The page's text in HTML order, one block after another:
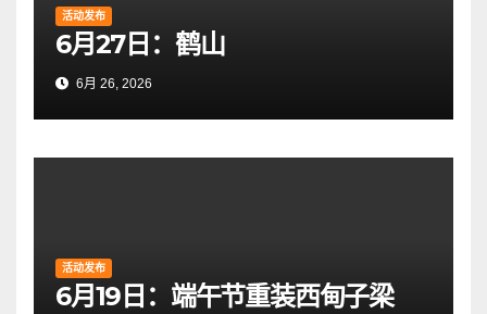
活动发布
6月27日：鹤山
6月 26, 2026
活动发布
6月19日：端午节重装西甸子梁